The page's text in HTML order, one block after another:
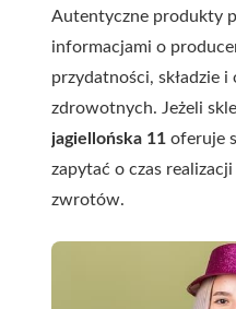
Autentyczne produkty
informacjami o
przydatności, składzie i
zdrowotnych. Jeżeli
jagiellońska 11 oferuje
zapytać o czas
zwrotów.